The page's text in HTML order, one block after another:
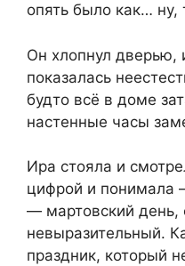
опять было как… ну,
Он хлопнул дверью,
показалась
будто всё в доме
настенные часы
Ира стояла и
цифрой и понимала
— мартовский день,
невыразительный.
праздник, который